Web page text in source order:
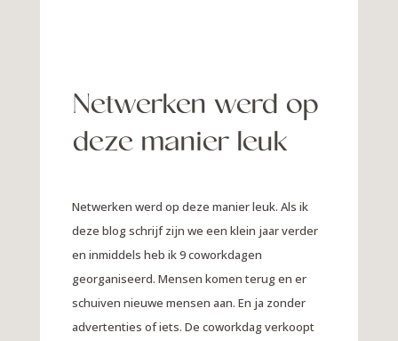
Netwerken werd op
deze manier leuk
Netwerken werd op deze manier leuk. Als ik
deze blog schrijf zijn we een klein jaar verder
en inmiddels heb ik 9 coworkdagen
georganiseerd. Mensen komen terug en er
schuiven nieuwe mensen aan. En ja zonder
advertenties of iets. De coworkdag verkoopt